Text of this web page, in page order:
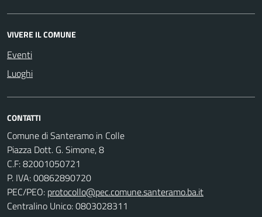
VIVERE IL COMUNE
Eventi
Luoghi
CONTATTI
Comune di Santeramo in Colle
Piazza Dott. G. Simone, 8
C.F:82001050721
P. IVA:00862890720
PEC/PEO: protocollo@pec.comune.santeramo.ba.it
Centralino Unico: 0803028311